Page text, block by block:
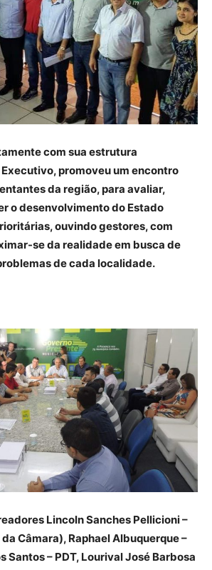
com sua estrutura
promoveu um encontro
da região, para avaliar,
o desenvolvimento do Estado
ouvindo gestores, com
se da realidade em busca de
de cada localidade.
Lincoln Sanches Pellicioni –
Câmara), Raphael Albuquerque –
Santos – PDT, Lourival José Barbosa